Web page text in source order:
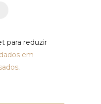
para reduzir
em
.